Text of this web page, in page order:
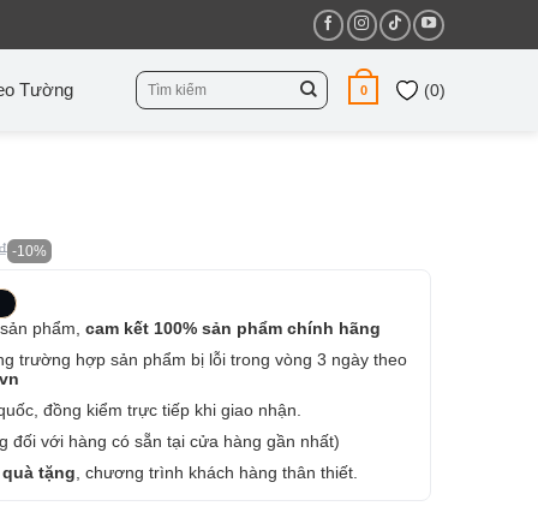
Tường
Tìm
kiếm:
0 (0)
-10%
phẩm, cam kết 100% sản phẩm chính hãng
trường hợp sản phẩm bị lỗi trong vòng 3 ngày theo
đồng kiểm trực tiếp khi giao nhận.
đối với hàng có sẵn tại cửa hàng gần nhất)
tặng , chương trình khách hàng thân thiết.